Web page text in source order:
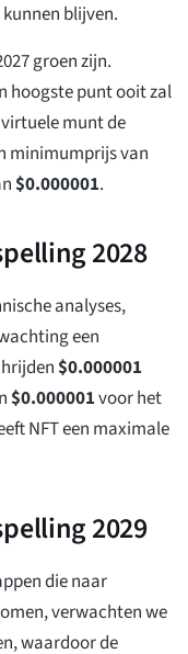
blijven.
groen zijn.
hoogste punt ooit zal
munt de
minimumprijs van
$0.000001.
2028
analyses,
een
$0.000001
$0.000001voor het
NFT een maximale
2029
die naar
verwachten we
waardoor de